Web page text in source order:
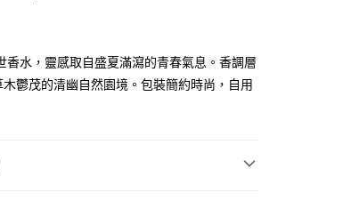
香水，靈感取自盛夏滿瀉的青春氣息。香調層
鬱茂的清幽自然園境。包裝簡約時尚，自用